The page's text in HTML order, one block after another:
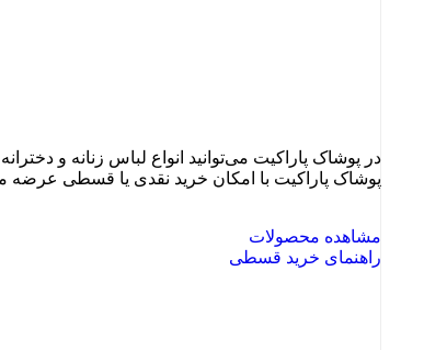
در پوشاک پاراکیت می‌توانید انواع لباس زنانه و
پوشاک پاراکیت با امکان خرید نقدی یا قسطی عرضه
مشاهده محصولات
راهنمای خرید قسطی